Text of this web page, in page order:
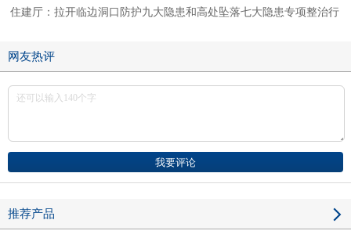
效！
住建厅：拉开临边洞口防护九大隐患和高处坠落七大隐患专项整治行
网友热评
推荐产品